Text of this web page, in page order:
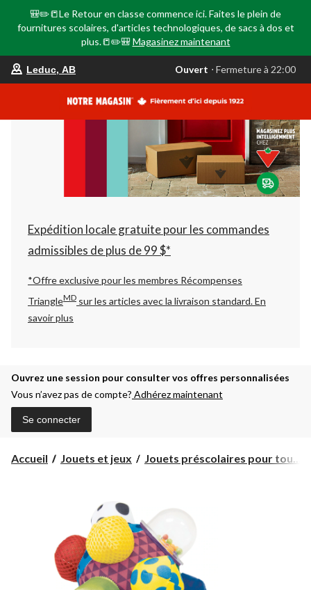
🎒✏️📒Le Retour en classe commence ici. Faites le plein de
fournitures scolaires, d'articles technologiques, de sacs à dos et
plus.📒✏️🎒 Magasinez maintenant
votre
est
AB,
Ouvert,
Fermeture
à
22:00
changer
Leduc, AB Ouvert ⋅ Fermeture à 22:00
Expédition locale gratuite pour les commandes
admissibles de plus de 99 $*
*Offre exclusive pour les membres Récompenses
TriangleMD sur les articles avec la livraison standard.En
savoir plus
Ouvrez une session pour consulter vos offres personnalisées
Vous n’avez pas de compte? Adhérez maintenant
Se connecter
Accueil Jouets et jeux Jouets préscolaires pour tou...